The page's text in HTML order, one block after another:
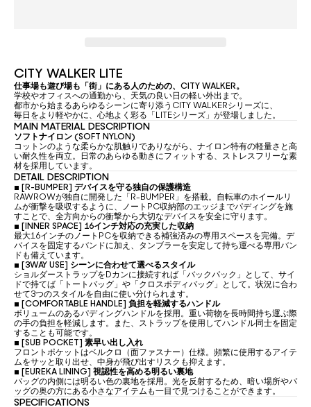
CITY WALKER LITE
仕事場も遊び場も「街」にある人のための、CITY WALKER。
学校やオフィスへの通勤から、天気の良い日の軽い外出まで。
都市から始まるあらゆるシーンに寄り添うCITY WALKERシリーズに、
毎日をより軽やかに、心地よく彩る「LITEシリーズ」が登場しました。
MAIN MATERIAL DESCRIPTION
ソフトナイロン (SOFT NYLON)
コットンのような柔らかな肌触りでありながら、ナイロン特有の軽量さと高
い耐久性を両立。日常のあらゆる動きにフィットする、ストレスフリーな素
材を採用しています。
DETAIL DESCRIPTION
▪ [R-BUMPER] デバイスを守る独自の保護構造
RAWROWが独自に開発した「R-BUMPER」を搭載。自転車のホイールリ
ムが衝撃を吸収するように、ノートPC収納部のエッジまでパディングを施
すことで、全方向からの衝撃から大切なデバイスを安全に守ります。
▪ [INNER SPACE] 16インチ対応の充実した収納
最大16インチのノートPCを収納できる補強済みの専用スペースを完備。デ
バイスを固定するバンドに加え、タンブラーを安定して持ち運べる専用バン
ドも備えています。
▪ [3WAY USE] シーンに合わせて選べるスタイル
ショルダーストラップをDカンに接続すれば「バックパック」として、サイ
ドで持てば「トートバッグ」や「クロスボディバッグ」として。状況に合わ
せて3つのスタイルを自由に使い分けられます。
▪ [COMFORTABLE HANDLE] 負担を軽減するハンドル
ボリュームのあるパディングハンドルを採用。重い荷物を長時間持ち運ぶ際
の手の負担を軽減します。また、ストラップを使用してハンドル同士を固定
することも可能です。
▪ [SUB POCKET] 素早い出し入れ
フロントポケットはベルクロ（面ファスナー）仕様。頻繁に使用するアイテ
ムをサッと取り出せ、中身が飛び出すリスクも抑えます。
▪ [EUREKA LINING] 視認性を高める明るい裏地
バッグの内側には明るい色の裏地を採用。光を反射するため、暗い場所やバ
ッグの奥の方にある小さなアイテムも一目で見つけることができます。
SPECIFICATIONS